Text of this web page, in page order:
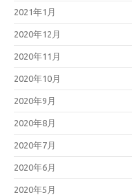
2021年1月
2020年12月
2020年11月
2020年10月
2020年9月
2020年8月
2020年7月
2020年6月
2020年5月